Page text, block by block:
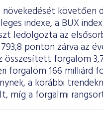
indexe, a BUX
ledolgozta az
ponton zárva az
összesített forgalom
forgalom 166 milliárd
a korábbi
míg a forgalmi